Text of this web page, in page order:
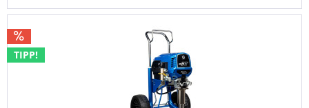
TIPP!